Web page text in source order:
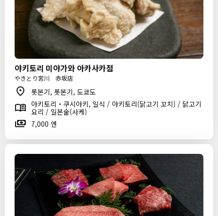
야키토리 미야가와 아카사카점
やきとり宮川 赤坂店
롯본기, 롯본기, 도쿄도
야키토리・쿠시야키, 일식 / 야키토리(닭고기 꼬치) / 닭고기
요리 / 일본술(사케)
7,000 엔